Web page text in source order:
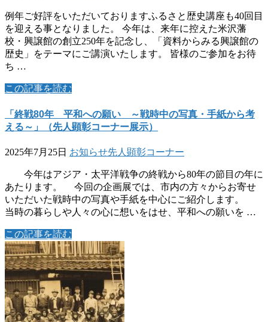
例年ご好評をいただいておりますふるさと歴史講座も40回目
を迎える事となりました。 今年は、来年に控えた米沢藩
校・興譲館の創立250年を記念し、「資料からみる興譲館の
歴史」をテーマにご講演いたします。 皆様のご参加をお待
ち …
この記事を読む
「終戦80年 平和への願い ～戦時中の写真・手紙から考
える～」（先人顕彰コーナー展示）
2025年7月25日 お知らせ先人顕彰コーナー
今年はアジア・太平洋戦争の終戦から80年の節目の年に
あたります。 今回の企画展では、市内の方々からお寄せ
いただいた戦時中の写真や手紙を中心にご紹介します。
当時の暮らしや人々の心に想いをはせ、平和への願いを …
この記事を読む